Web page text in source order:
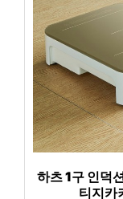
하츠 1구 인덕
티지카